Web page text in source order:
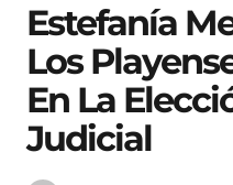
Estefanía
Los
En La
Judicial